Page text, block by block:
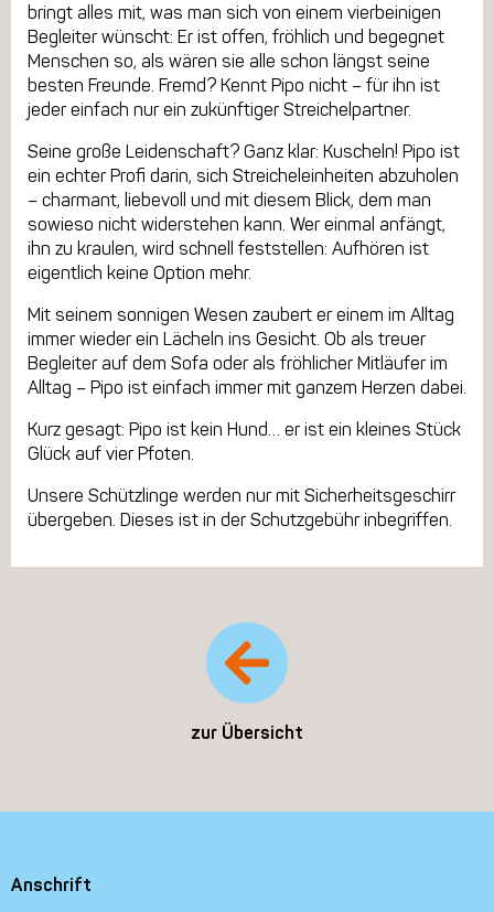
bringt alles mit, was man sich von einem vierbeinigen
Begleiter wünscht: Er ist offen, fröhlich und begegnet
Menschen so, als wären sie alle schon längst seine
besten Freunde. Fremd? Kennt Pipo nicht – für ihn ist
jeder einfach nur ein zukünftiger Streichelpartner.
Seine große Leidenschaft? Ganz klar: Kuscheln! Pipo ist
ein echter Profi darin, sich Streicheleinheiten abzuholen
– charmant, liebevoll und mit diesem Blick, dem man
sowieso nicht widerstehen kann. Wer einmal anfängt,
ihn zu kraulen, wird schnell feststellen: Aufhören ist
eigentlich keine Option mehr.
Mit seinem sonnigen Wesen zaubert er einem im Alltag
immer wieder ein Lächeln ins Gesicht. Ob als treuer
Begleiter auf dem Sofa oder als fröhlicher Mitläufer im
Alltag – Pipo ist einfach immer mit ganzem Herzen dabei.
Kurz gesagt: Pipo ist kein Hund… er ist ein kleines Stück
Glück auf vier Pfoten.
Unsere Schützlinge werden nur mit Sicherheitsgeschirr
übergeben. Dieses ist in der Schutzgebühr inbegriffen.
zur Übersicht
Anschrift